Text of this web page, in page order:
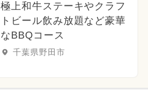
極上和牛ステーキやクラフ
トビール飲み放題など豪華
なBBQコース
千葉県野田市